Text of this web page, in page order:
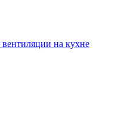
на кухне